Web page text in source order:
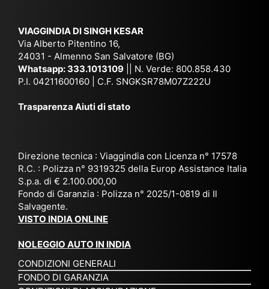
e
co
n
via
o
niz
zat
o
su
su
ra
r
noi
ag
en
zia
il
pr
rie
pe
rs
n,
Sri
ma
nia
è
rdi
na
), è
sta
a
ch
VIAGGINDIA DI SINGH KESAR
Via Alberto Pitentino 16,
24031 - Almenno San Salvatore (BG)
Whatsapp: 333.1013109 || N. Verde: 800.858.430
P.I. 04211600160 | C.F. SNGKSR78M07Z222U
Trasparenza Aiuti di stato
Direzione tecnica : Viaggindia con Licenza n° 17578
R.C. : Polizza n° 9319325 della Europ Assistance Italia
S.p.a. di € 2.100.000,00
Fondo di Garanzia : Polizza n° 2025/1-0819 di Il
Salvagente.
VISTO INDIA ONLINE
NOLEGGIO AUTO IN INDIA
CONDIZIONI GENERALI
FONDO DI GARANZIA